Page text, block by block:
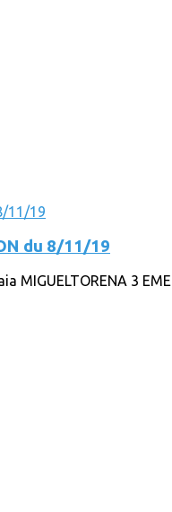
du 8/11/19
MIGUELTORENA 3